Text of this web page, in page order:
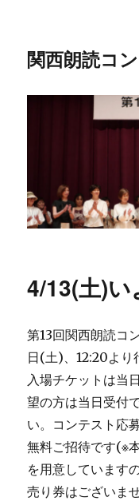
関西朗読コ
4/13(土)
第13回関西朗読コ
日(土)、12:20より
入場チケットは当
望の方は当日受付
い。コンテスト応
無料ご招待です(※
を用意しています
売り券はございま